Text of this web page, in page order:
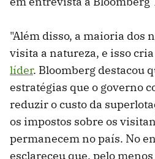
"Além disso, a maioria dos
visita a natureza, e isso cria
líder. Bloomberg destacou
estratégias que o governo
reduzir o custo da
os impostos sobre os
permanecem no país. No
esclareceu que, pelo